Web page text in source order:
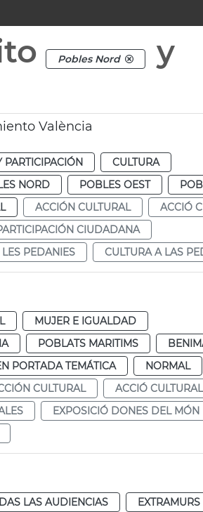
Pobles Nord
y
València
PARTICIPACIÓN
CULTURA
NORD POBLES OEST
ACCIÓN CULTURAL
ACCIÓ
CIUDADANA
PEDANIES CULTURA A LAS
MUJER E IGUALDAD
POBLATS MARITIMS
PORTADA TEMÁTICA
NORMAL
CULTURAL
ACCIÓ CULTURAL
EXPOSICIÓ DONES DEL MÓN
LAS AUDIENCIAS
EXTRAMURS